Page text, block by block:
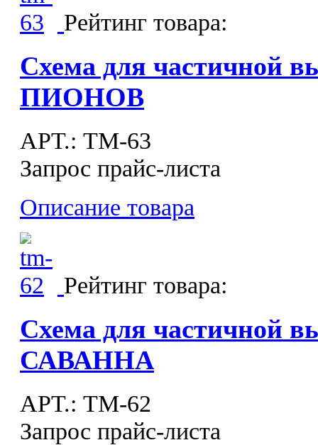
Рейтинг товара:
Схема для частичной
ПИОНОВ
APT.: ТМ-63
Запрос прайс-листа
Описание товара
Рейтинг товара:
Схема для частичной
САВАННА
APT.: ТМ-62
Запрос прайс-листа